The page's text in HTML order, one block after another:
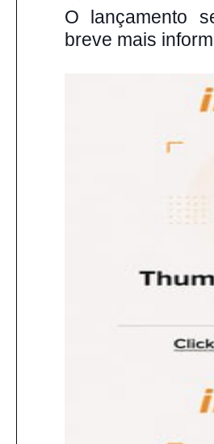
O lançamento
breve mais